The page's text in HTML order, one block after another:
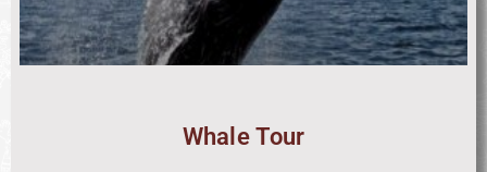
Whale Tour